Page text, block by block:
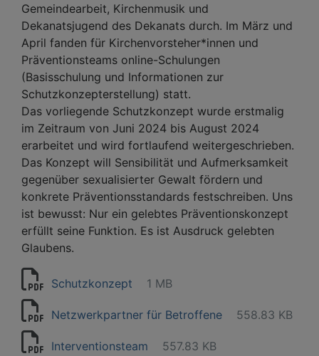
Gemeindearbeit, Kirchenmusik und
Dekanatsjugend des Dekanats durch. Im März und
April fanden für Kirchenvorsteher*innen und
Präventionsteams online-Schulungen
(Basisschulung und Informationen zur
Schutzkonzepterstellung) statt.
Das vorliegende Schutzkonzept wurde erstmalig
im Zeitraum von Juni 2024 bis August 2024
erarbeitet und wird fortlaufend weitergeschrieben.
Das Konzept will Sensibilität und Aufmerksamkeit
gegenüber sexualisierter Gewalt fördern und
konkrete Präventionsstandards festschreiben. Uns
ist bewusst: Nur ein gelebtes Präventionskonzept
erfüllt seine Funktion. Es ist Ausdruck gelebten
Glaubens.
Schutzkonzept 1 MB
Netzwerkpartner für Betroffene 558.83 KB
Interventionsteam 557.83 KB